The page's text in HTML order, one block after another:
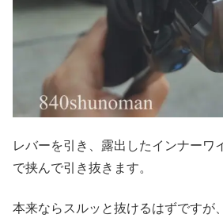
レバーを引き、露出したインナーワ
で挟んで引き抜きます。
本来ならスルッと抜けるはずですが